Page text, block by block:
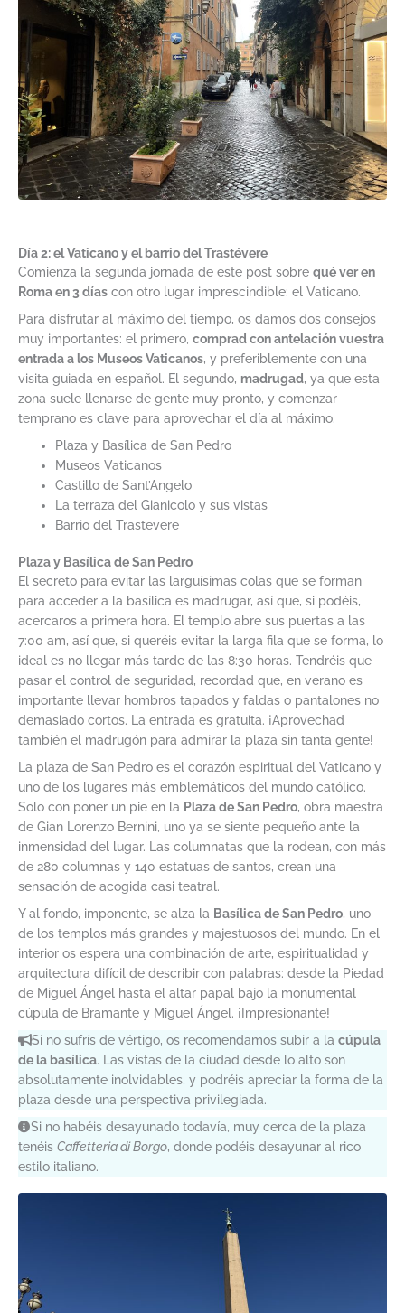
Día 2: el Vaticano y el barrio del Trastévere
Comienza la segunda jornada de este post sobre qué ver en
Roma en 3 días con otro lugar imprescindible: el Vaticano.
Para disfrutar al máximo del tiempo, os damos dos consejos
muy importantes: el primero, comprad con antelación vuestra
entrada a los Museos Vaticanos, y preferiblemente con una
visita guiada en español. El segundo, madrugad, ya que esta
zona suele llenarse de gente muy pronto, y comenzar
temprano es clave para aprovechar el día al máximo.
Plaza y Basílica de San Pedro
Museos Vaticanos
Castillo de Sant’Angelo
La terraza del Gianicolo y sus vistas
Barrio del Trastevere
Plaza y Basílica de San Pedro
El secreto para evitar las larguísimas colas que se forman
para acceder a la basílica es madrugar, así que, si podéis,
acercaros a primera hora. El templo abre sus puertas a las
7:00 am, así que, si queréis evitar la larga fila que se forma, lo
ideal es no llegar más tarde de las 8:30 horas. Tendréis que
pasar el control de seguridad, recordad que, en verano es
importante llevar hombros tapados y faldas o pantalones no
demasiado cortos. La entrada es gratuita. ¡Aprovechad
también el madrugón para admirar la plaza sin tanta gente!
La plaza de San Pedro es el corazón espiritual del Vaticano y
uno de los lugares más emblemáticos del mundo católico.
Solo con poner un pie en la Plaza de San Pedro, obra maestra
de Gian Lorenzo Bernini, uno ya se siente pequeño ante la
inmensidad del lugar. Las columnatas que la rodean, con más
de 280 columnas y 140 estatuas de santos, crean una
sensación de acogida casi teatral.
Y al fondo, imponente, se alza la Basílica de San Pedro, uno
de los templos más grandes y majestuosos del mundo. En el
interior os espera una combinación de arte, espiritualidad y
arquitectura difícil de describir con palabras: desde la Piedad
de Miguel Ángel hasta el altar papal bajo la monumental
cúpula de Bramante y Miguel Ángel. ¡Impresionante!
Si no sufrís de vértigo, os recomendamos subir a la cúpula
de la basílica. Las vistas de la ciudad desde lo alto son
absolutamente inolvidables, y podréis apreciar la forma de la
plaza desde una perspectiva privilegiada.
Si no habéis desayunado todavía, muy cerca de la plaza
tenéis Caffetteria di Borgo, donde podéis desayunar al rico
estilo italiano.